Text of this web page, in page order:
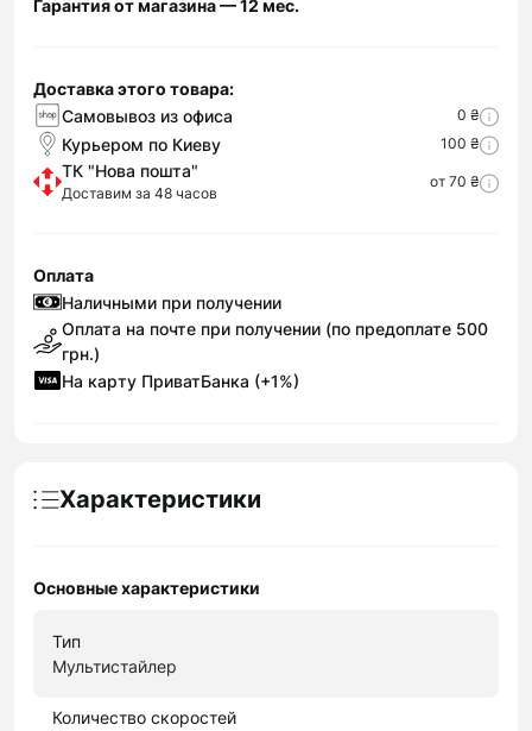
Гарантия от магазина — 12 мес.
Доставка этого товара:
Самовывоз из офиса
0 ₴
Курьером по Киеву 100 ₴
ТК "Нова пошта"
Доставим за 48 часов
от 70 ₴
Оплата
Наличными при получении
Оплата на почте при получении (по предоплате 500
грн.)
На карту ПриватБанка (+1%)
Характеристики
Основные характеристики
Тип
Мультистайлер
Количество скоростей